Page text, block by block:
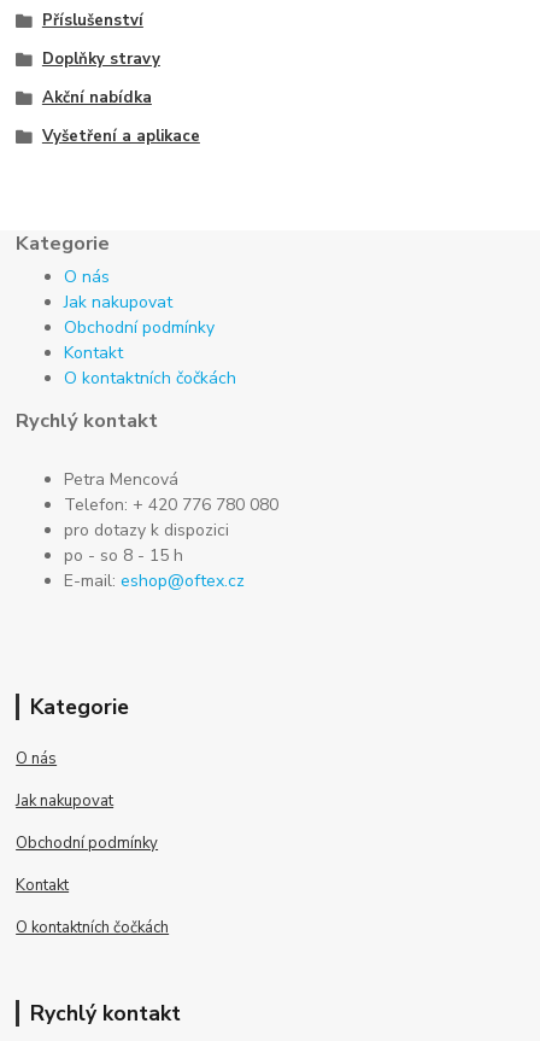
Příslušenství
Doplňky stravy
Akční nabídka
Vyšetření a aplikace
Kategorie
O nás
Jak nakupovat
Obchodní podmínky
Kontakt
O kontaktních čočkách
Rychlý kontakt
Petra Mencová
Telefon: + 420 776 780 080
pro dotazy k dispozici
po - so 8 - 15 h
E-mail:eshop@oftex.cz
Kategorie
O nás
Jak nakupovat
Obchodní podmínky
Kontakt
O kontaktních čočkách
Rychlý kontakt